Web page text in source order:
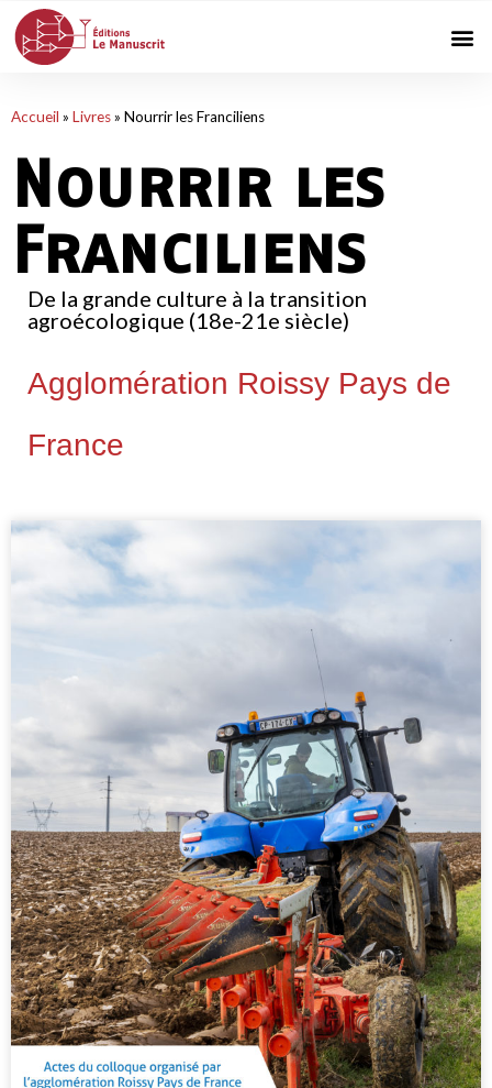
Accueil » Livres» Nourrir les Franciliens
Nourrir les
Franciliens
De la grande culture à la transition
agroécologique (18e-21e siècle)
Agglomération Roissy Pays de
France